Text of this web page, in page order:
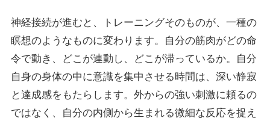
神経接続が進むと、トレーニングそのものが、一種の
瞑想のようなものに変わります。自分の筋肉がどの命
令で動き、どこが連動し、どこが滞っているか。自分
自身の身体の中に意識を集中させる時間は、深い静寂
と達成感をもたらします。外からの強い刺激に頼るの
ではなく、自分の内側から生まれる微細な反応を捉え